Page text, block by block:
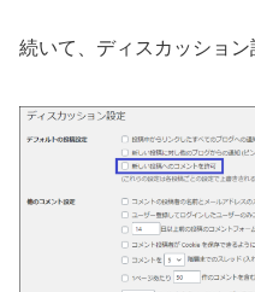
続いて、ディスカッション